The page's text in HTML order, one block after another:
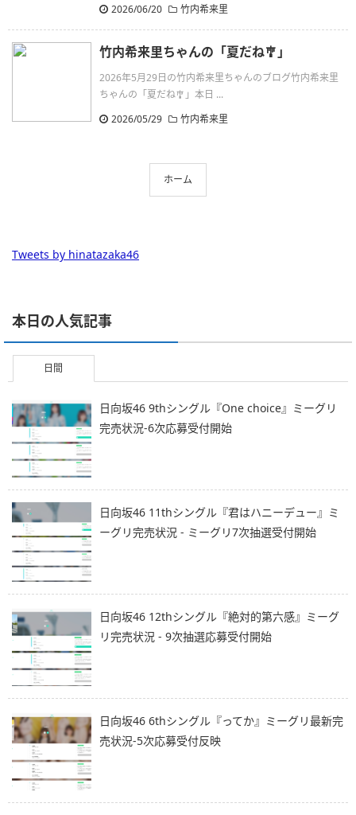
2026/06/20
竹内希来里
竹内希来里ちゃんの「夏だね🎐」
2026年5月29日の竹内希来里ちゃんのブログ竹内希来里
ちゃんの「夏だね🎐」本日 ...
2026/05/29
竹内希来里
ホーム
Tweets by hinatazaka46
本日の人気記事
日間
日向坂46 9thシングル『One choice』ミーグリ
完売状況-6次応募受付開始
日向坂46 11thシングル『君はハニーデュー』ミ
ーグリ完売状況 - ミーグリ7次抽選受付開始
日向坂46 12thシングル『絶対的第六感』ミーグ
リ完売状況 - 9次抽選応募受付開始
日向坂46 6thシングル『ってか』ミーグリ最新完
売状況-5次応募受付反映